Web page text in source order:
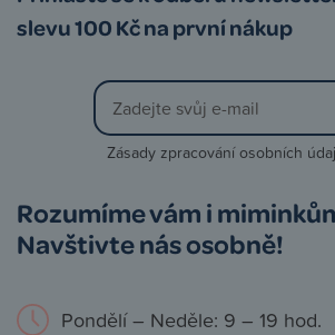
slevu 100 Kč na první nákup
Zásady zpracování osobních
Rozumíme vám i
Navštivte nás osobně!
Pondělí – Neděle: 9 – 19 hod.